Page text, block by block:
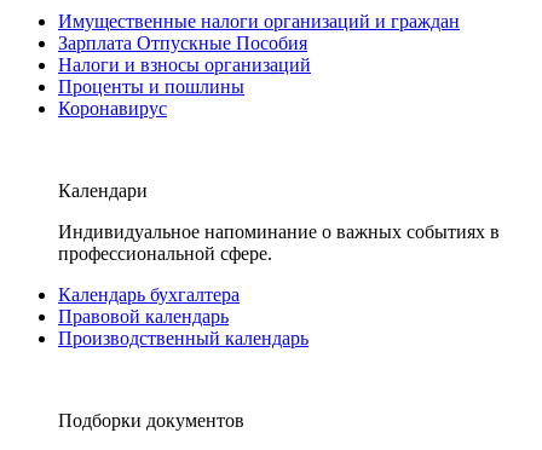
Имущественные налоги организаций и граждан
Зарплата Отпускные Пособия
Налоги и взносы организаций
Проценты и пошлины
Коронавирус
Календари
Индивидуальное напоминание о важных событиях в
профессиональной сфере.
Календарь бухгалтера
Правовой календарь
Производственный календарь
Подборки документов